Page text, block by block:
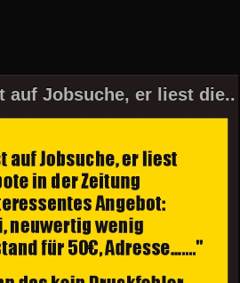
auf Jobsuche, er liest die..